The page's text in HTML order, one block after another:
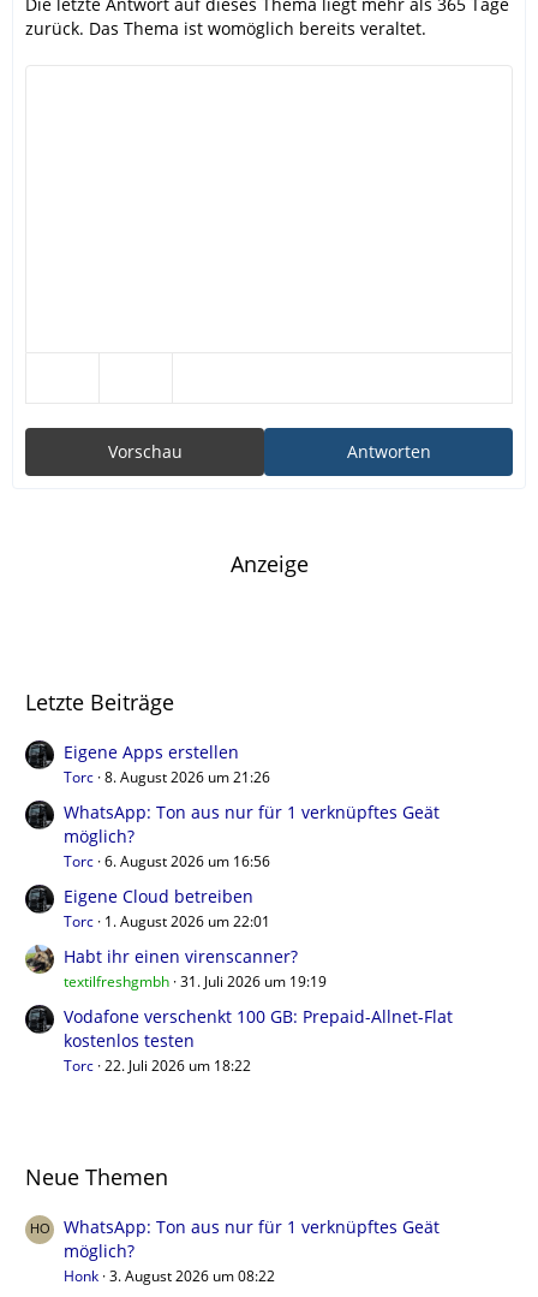
zurück. Das Thema ist womöglich bereits veraltet.
Antworten
Vorschau
Anzeige
Letzte Beiträge
Eigene Apps erstellen
Torc 8. August 2026 um 21:26
WhatsApp: Ton aus nur für 1 verknüpftes Geät
möglich?
Torc 6. August 2026 um 16:56
Eigene Cloud betreiben
Torc 1. August 2026 um 22:01
Habt ihr einen virenscanner?
textilfreshgmbh 31. Juli 2026 um 19:19
Vodafone verschenkt 100 GB: Prepaid-Allnet-Flat
kostenlos testen
Torc 22. Juli 2026 um 18:22
Neue Themen
WhatsApp: Ton aus nur für 1 verknüpftes Geät
möglich?
Honk 3. August 2026 um 08:22